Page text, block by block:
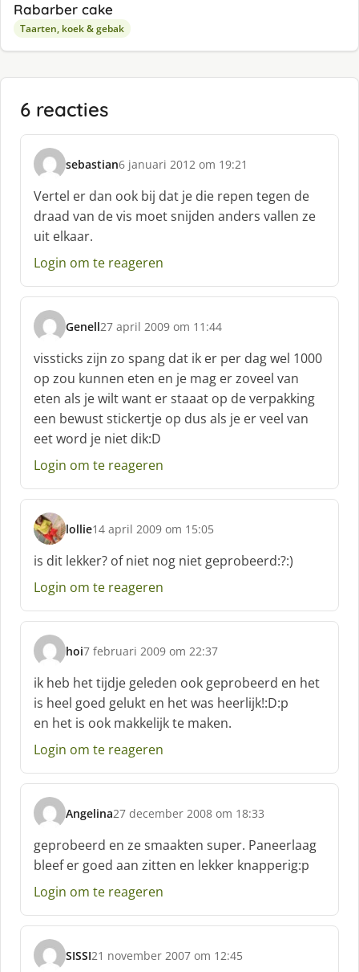
Rabarber cake
Taarten, koek & gebak
6 reacties
sebastian
s
c
h
r
e
e
:
6 januari 2012 om 19:21
Vertel er dan ook bij dat je die repen tegen de
draad van de vis moet snijden anders vallen ze
uit elkaar.
Login om te reageren
Genell
s
h
r
e
e
f
27 april 2009 om 11:44
vissticks zijn zo spang dat ik er per dag wel 1000
op zou kunnen eten en je mag er zoveel van
eten als je wilt want er staaat op de verpakking
een bewust stickertje op dus als je er veel van
eet word je niet dik:D
Login om te reageren
lollie
s
c
h
r
e
f
:
14 april 2009 om 15:05
is dit lekker? of niet nog niet geprobeerd:?:)
Login om te reageren
hoi
s
c
h
r
e
e
:
7 februari 2009 om 22:37
ik heb het tijdje geleden ook geprobeerd en het
is heel goed gelukt en het was heerlijk!:D:p
en het is ook makkelijk te maken.
Login om te reageren
Angelina
s
h
r
e
f
27 december 2008 om 18:33
geprobeerd en ze smaakten super. Paneerlaag
bleef er goed aan zitten en lekker knapperig:p
Login om te reageren
SISSI
s
21 november 2007 om 12:45